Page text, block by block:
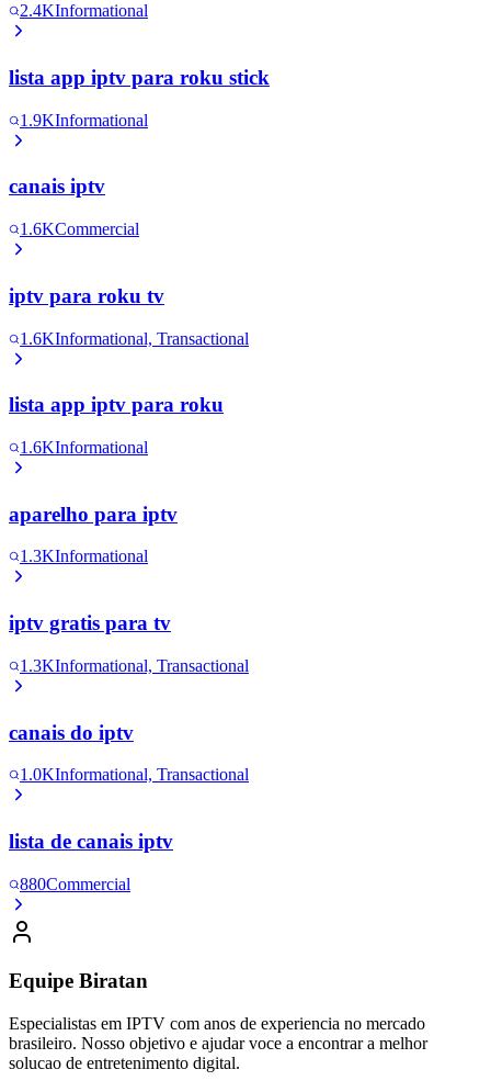
2.4KInformational
lista app iptv para roku stick
1.9KInformational
canais iptv
1.6KCommercial
iptv para roku tv
1.6KInformational, Transactional
lista app iptv para roku
1.6KInformational
aparelho para iptv
1.3KInformational
iptv gratis para tv
1.3KInformational, Transactional
canais do iptv
1.0KInformational, Transactional
lista de canais iptv
880Commercial
Equipe Biratan
Especialistas em IPTV com anos de experiencia no mercado
brasileiro. Nosso objetivo e ajudar voce a encontrar a melhor
solucao de entretenimento digital.